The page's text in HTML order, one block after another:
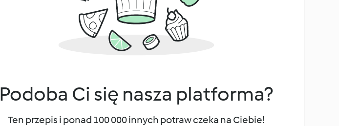
Podoba Ci się nasza platforma?
Ten przepis i ponad 100 000 innych potraw czeka na Ciebie!